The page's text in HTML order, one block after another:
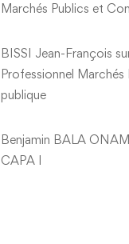
Marchés Publics et
BISSI Jean-François
Professionnel
publique
Benjamin BALA
CAPA I